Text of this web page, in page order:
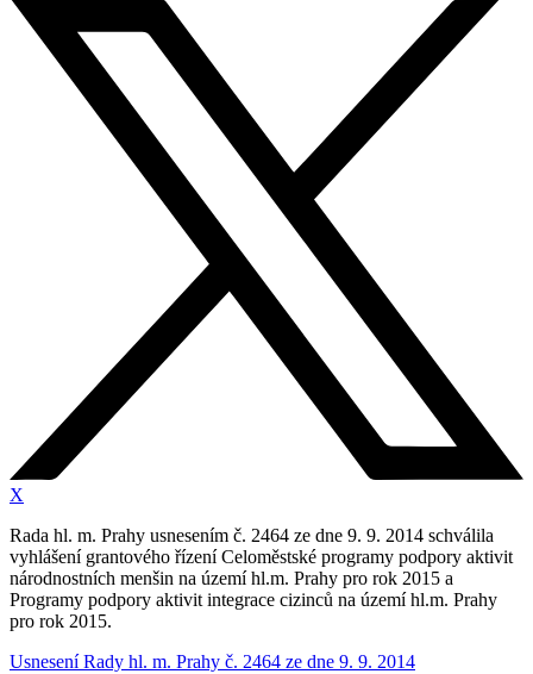
X
Rada hl. m. Prahy usnesením č. 2464 ze dne 9. 9. 2014 schválila
vyhlášení grantového řízení Celoměstské programy podpory aktivit
národnostních menšin na území hl.m. Prahy pro rok 2015 a
Programy podpory aktivit integrace cizinců na území hl.m. Prahy
pro rok 2015.
Usnesení Rady hl. m. Prahy č. 2464 ze dne 9. 9. 2014